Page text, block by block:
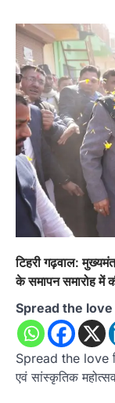
टिहरी गढ़वाल:
के समापन समारोह में
Spread the love
Spread the love
एवं सांस्कृतिक